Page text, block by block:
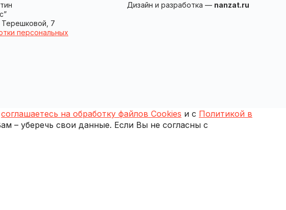
Терешковой, 7
персональных
Дизайн и разработка — nanzat.ru
соглашаетесь на обработку файлов Cookies и с Политикой в
– уберечь свои данные. Если Вы не согласны с